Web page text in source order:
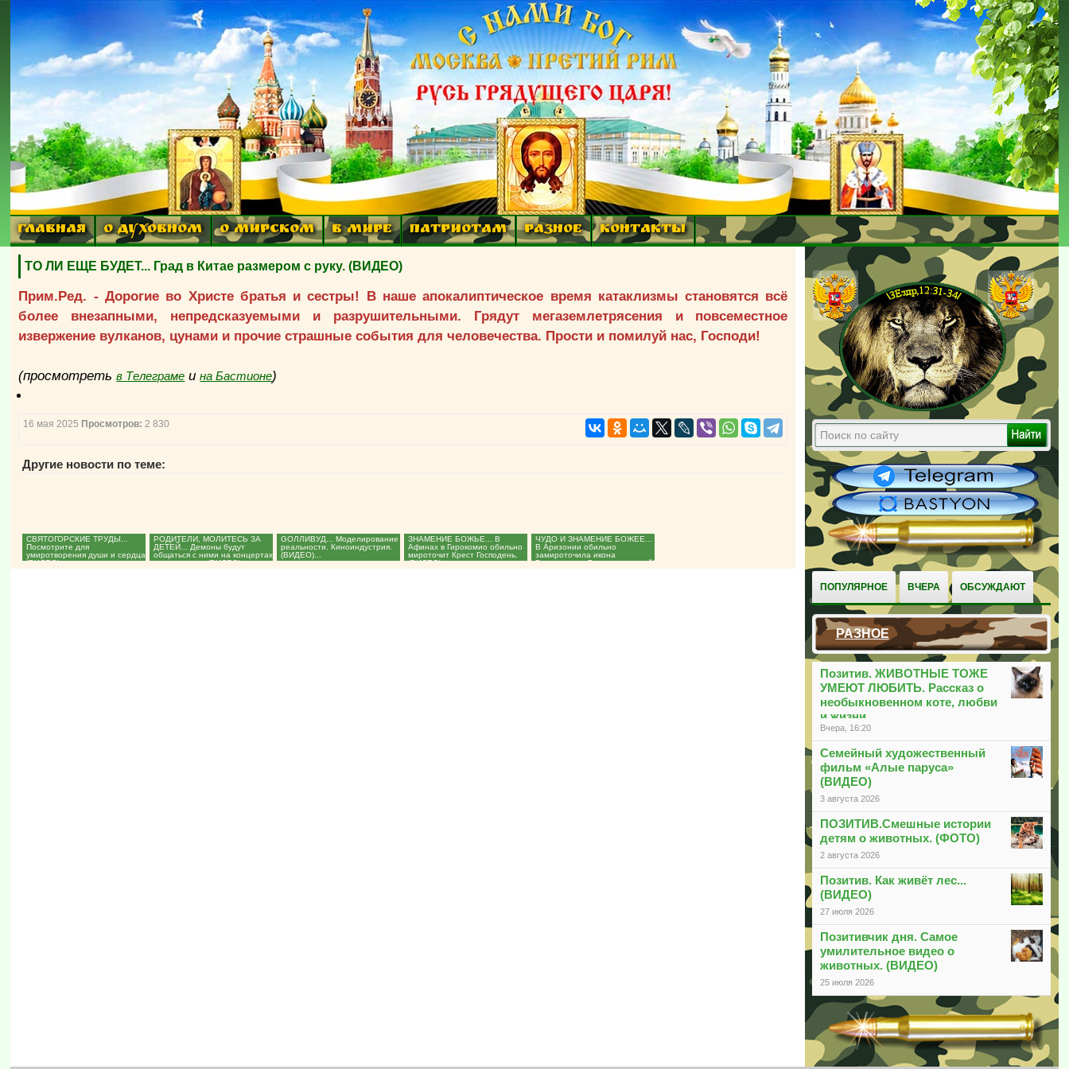
ГЛАВНАЯ О ДУХОВНОМ О МИРСКОМ В МИРЕ ПАТРИОТАМ РАЗНОЕ КОНТАКТЫ
ПОПУЛЯРНОЕ ВЧЕРА ОБСУЖДАЮТ
РАЗНОЕ
Позитив. ЖИВОТНЫЕ ТОЖЕ
УМЕЮТ ЛЮБИТЬ. Рассказ о
необыкновенном коте, любви
и жизни
Вчера, 16:20
Семейный художественный
фильм «Алые паруса»
(ВИДЕО)
3 августа 2026
ПОЗИТИВ.Смешные истории
детям о животных. (ФОТО)
2 августа 2026
Позитив. Как живёт лес...
(ВИДЕО)
27 июля 2026
Позитивчик дня. Самое
умилительное видео о
животных. (ВИДЕО)
25 июля 2026
ТО ЛИ ЕЩЕ БУДЕТ... Град в Китае размером с руку. (ВИДЕО)
Прим.Ред. - Дорогие во Христе братья и сестры! В наше апокалиптическое время катаклизмы становятся всё
более внезапными, непредсказуемыми и разрушительными. Грядут мегаземлетрясения и повсеместное
извержение вулканов, цунами и прочие страшные события для человечества. Прости и помилуй нас, Господи!
(просмотретьв Телеграме ина Бастионе)
16 мая 2025 Просмотров: 2 830
Другие новости по теме:
СВЯТОГОРСКИЕ ТРУДЫ...
Посмотрите для
умиротворения души и сердца.
(ВИДЕО)...
РОДИТЕЛИ, МОЛИТЕСЬ ЗА
ДЕТЕЙ... Демоны будут
общаться с ними на концертах
и дискотеках. (ВИДЕО)...
GОЛЛИВУД... Моделирование
реальности. Киноиндустрия.
(ВИДЕО)...
ЗНАМЕНИЕ БОЖЬЕ... В
Афинах в Гирокомио обильно
мироточит Крест Господень.
(ВИДЕО)...
ЧУДО И ЗНАМЕНИЕ БОЖЕЕ...
В Аризонии обильно
замироточила икона
Богородицы. Господи помилуй!
(ВИДЕО)...